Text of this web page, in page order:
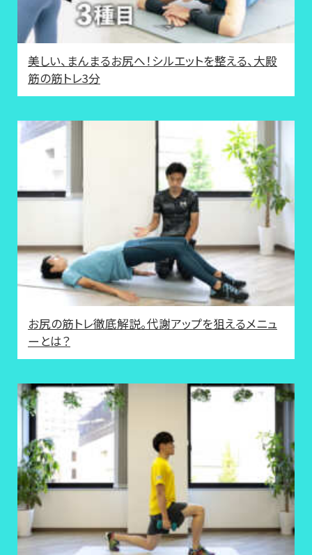
美しい、まんまるお尻へ！シルエットを整える、大殿
筋の筋トレ3分
お尻の筋トレ徹底解説。代謝アップを狙えるメニュ
ーとは？